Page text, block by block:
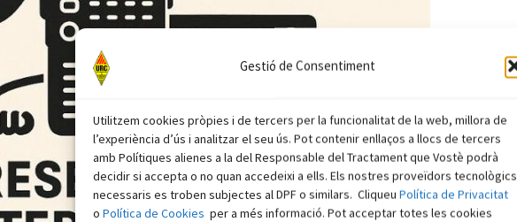
Gestió de Consentiment
Utilitzem cookies pròpies i de tercers per la funcionalitat de la web, millora de
l’experiència d’ús i analitzar el seu ús. Pot contenir enllaços a llocs de tercers
amb Polítiques alienes a la del Responsable del Tractament que Vostè podrà
decidir si accepta o no quan accedeixi a ells. Els nostres proveïdors tecnològics
necessaris es troben subjectes al DPF o similars. Cliqueu Política de Privacitat
o Política de Cookies per a més informació. Pot acceptar totes les cookies